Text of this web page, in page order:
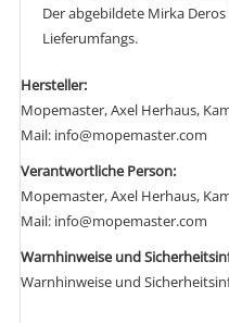
Der abgebildete Mirka
Lieferumfangs.
Hersteller:
Mopemaster, Axel Herhaus,
Mail: info@mopemaster.com
Verantwortliche Person:
Mopemaster, Axel Herhaus,
Mail: info@mopemaster.com
Warnhinweise und
Warnhinweise und